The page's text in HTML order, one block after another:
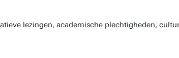
lezingen, academische plechtigheden,